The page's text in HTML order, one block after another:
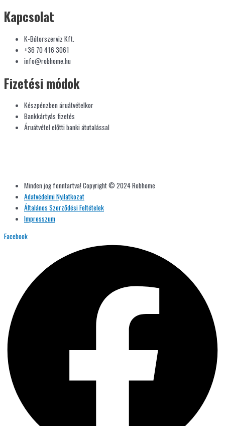
Kapcsolat
K-Bútorszerviz Kft.
+36 70 416 3061
info@robhome.hu
Fizetési módok
Készpénzben áruátvételkor
Bankkártyás fizetés
Áruátvétel előtti banki átutalással
Minden jog fenntartva! Copyright © 2024 Robhome
Adatvédelmi Nyilatkozat
Általános Szerződési Feltételek
Impresszum
Facebook